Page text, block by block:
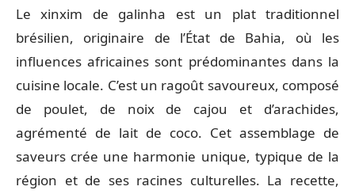
Le xinxim de galinha est un plat traditionnel
brésilien, originaire de l’État de Bahia, où les
influences africaines sont prédominantes dans la
cuisine locale. C’est un ragoût savoureux, composé
de poulet, de noix de cajou et d’arachides,
agrémenté de lait de coco. Cet assemblage de
saveurs crée une harmonie unique, typique de la
région et de ses racines culturelles. La recette,